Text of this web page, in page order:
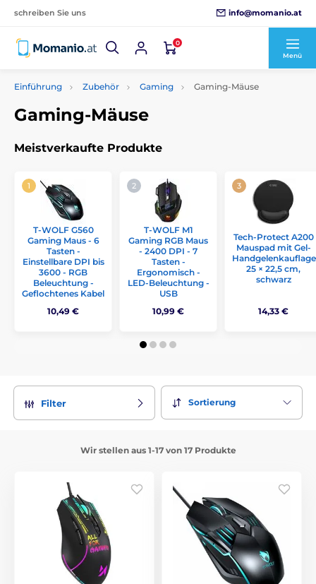
schreiben Sie uns info@momanio.at
0
Menü
Einführung Zubehör Gaming Gaming-Mäuse
Gaming-Mäuse
Meistverkaufte Produkte
T-WOLF G560
Gaming Maus - 6
Tasten -
Einstellbare DPI bis
3600 - RGB
Beleuchtung -
Geflochtenes Kabel
10,49 €
T-WOLF M1
Gaming RGB Maus
- 2400 DPI - 7
Tasten -
Ergonomisch -
LED-Beleuchtung -
USB
10,99 €
Tech-Protect A200
Mauspad mit Gel-
Handgelenkauflage
25 × 22,5 cm,
schwarz
14,33 €
Filter Sortierung
Wir stellen aus 1-17 von 17 Produkte